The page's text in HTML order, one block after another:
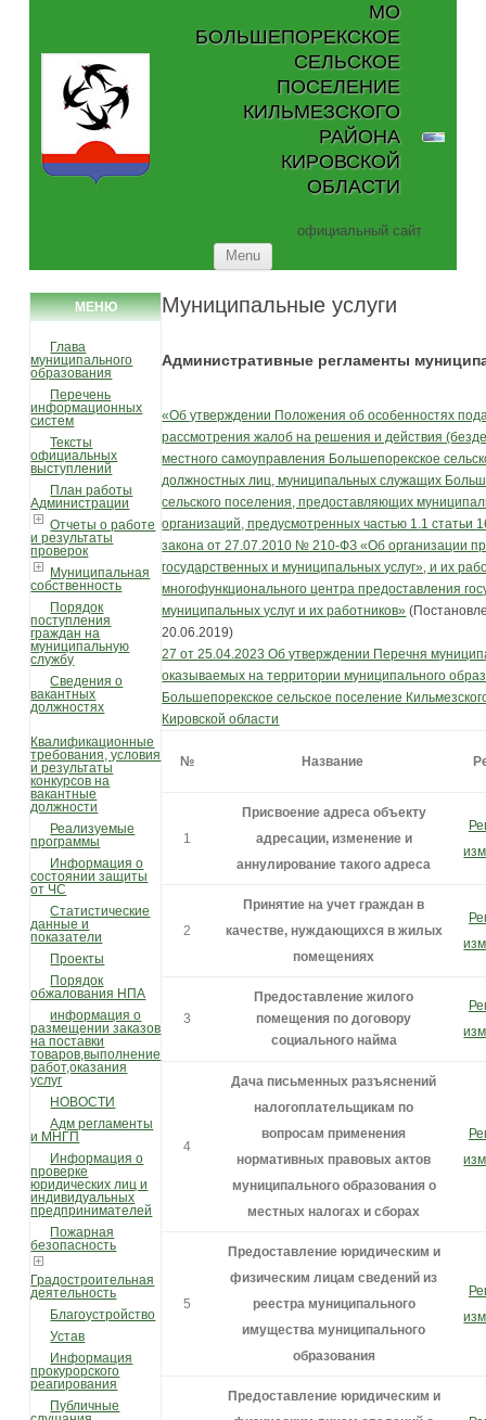
МО
БОЛЬШЕПОРЕКСКОЕ
СЕЛЬСКОЕ
ПОСЕЛЕНИЕ
КИЛЬМЕЗСКОГО
РАЙОНА
КИРОВСКОЙ
ОБЛАСТИ
официальный сайт
Menu
МЕНЮ
Глава
муниципального
образования
Перечень
информационных
систем
Тексты
официальных
выступлений
План работы
Администрации
Отчеты о работе
и результаты
проверок
Муниципальная
собственность
Порядок
поступления
граждан на
муниципальную
службу
Сведения о
вакантных
должностях
Квалификационные
требования, условия
и результаты
конкурсов на
вакантные
должности
Реализуемые
программы
Информация о
состоянии защиты
от ЧС
Статистические
данные и
показатели
Проекты
Порядок
обжалования НПА
информация о
размещении заказов
на поставки
товаров,выполнение
работ,оказания
услуг
НОВОСТИ
Адм регламенты
и МНГП
Информация о
проверке
юридических лиц и
индивидуальных
предпринимателей
Пожарная
безопасность
Градостроительная
деятельность
Благоустройство
Устав
Информация
прокурорского
реагирования
Публичные
Муниципальные услуги
Административные регламенты
«Об утверждении Положения об особенностях
рассмотрения жалоб на решения и действия
местного самоуправления Большепорекское
должностных лиц, муниципальных служащих
сельского поселения, предоставляющих
организаций, предусмотренных частью 1.1 статьи
закона от 27.07.2010 № 210-ФЗ «Об организации
государственных и муниципальных услуг», и их
многофункционального центра предоставления
муниципальных услуг и их работников»
20.06.2019)
27 от 25.04.2023 Об утверждении Перечня
оказываемых на территории муниципального
Большепорекское сельское поселение
Кировской области
№ Название
1
Присвоение адреса объекту
адресации, изменение и
аннулирование такого адреса
2
Принятие на учет граждан в
качестве, нуждающихся в жилых
помещениях
3
Предоставление жилого
помещения по договору
социального найма
4
Дача письменных разъяснений
налогоплательщикам по
вопросам применения
нормативных правовых актов
муниципального образования о
местных налогах и сборах
5
Предоставление юридическим и
физическим лицам сведений из
реестра муниципального
имущества муниципального
образования
Предоставление юридическим и